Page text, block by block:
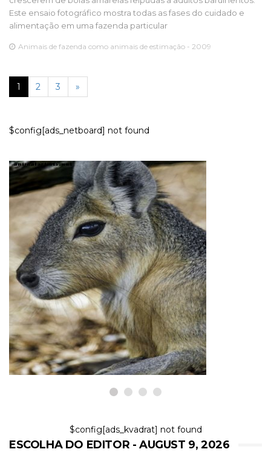
Este ensaio fotográfico mostra todas as fases do cuidado e
alimentação em uma fazenda particular
Animais de fazenda como animais de estimação - 2009
1 2 3 »
$config[ads_netboard] not found
ANIMAIS EXÓTICOS
Como cuidar de Maras como
animais de estimação
9,2026
$config[ads_kvadrat] not found
ESCOLHA DO EDITOR - AUGUST 9, 2026